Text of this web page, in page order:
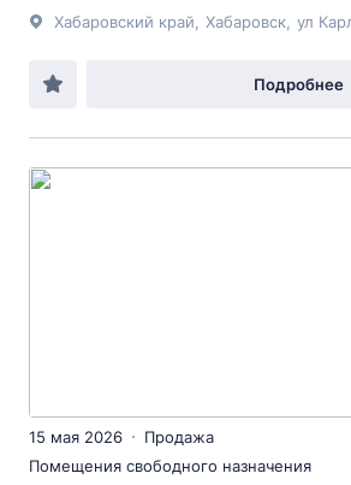
Хабаровский край Хабаровск ул
Подробнее
15 мая 2026
Продажа
Помещения свободного назначения